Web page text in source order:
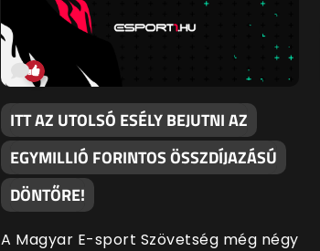
ITT AZ UTOLSÓ ESÉLY BEJUTNI AZ
EGYMILLIÓ FORINTOS ÖSSZDÍJAZÁSÚ
DÖNTŐRE!
A Magyar E-sport Szövetség még négy